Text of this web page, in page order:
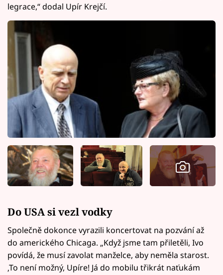
legrace,“ dodal Upír Krejčí.
Do USA si vezl vodky
Společně dokonce vyrazili koncertovat na pozvání až
do amerického Chicaga. „Když jsme tam přiletěli, Ivo
povídá, že musí zavolat manželce, aby neměla starost.
‚To není možný, Upíre! Já do mobilu třikrát naťukám